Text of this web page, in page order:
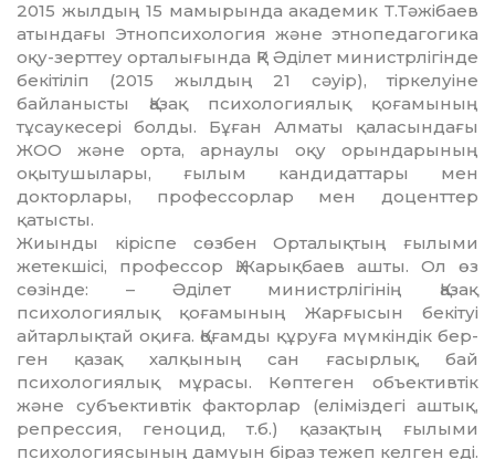
2015 жылдың 15 мамырында академик Т.Тәжібаев
атындағы Этнопсихология және этнопедагогика
оқу-зерттеу орталығында ҚР Әділет министрлігінде
бекітіліп (2015 жылдың 21 сәуір), тір­келуіне
байланысты Қазақ психологиялық қоғамының
тұсаукесері болды. Бұған Алматы қаласындағы
ЖОО және орта, арнаулы оқу орындарының
оқытушылары, ғылым кандидаттары мен
докторлары, профессорлар мен доценттер
қатысты.
Жиынды кіріспе сөзбен Орталықтың ғы­лыми
жетекшісі, профессор Қ.Жа­рықбаев ашты. Ол өз
сөзінде: – Әділет ми­­нистрлігінің Қазақ
психологиялық қоға­­мының Жарғысын бекітуі
айтарлық­тай оқиға. Қоғамды құруға мүмкіндік бер­­­
ген қазақ халқының сан ғасырлық, бай
психологиялық мұрасы. Көптеген объек­тивтік
және субъективтік факторлар (елі­міздегі аштық,
репрессия, геноцид, т.б.) қазақтың ғылыми
психология­сының дамуын біраз тежеп келген еді.